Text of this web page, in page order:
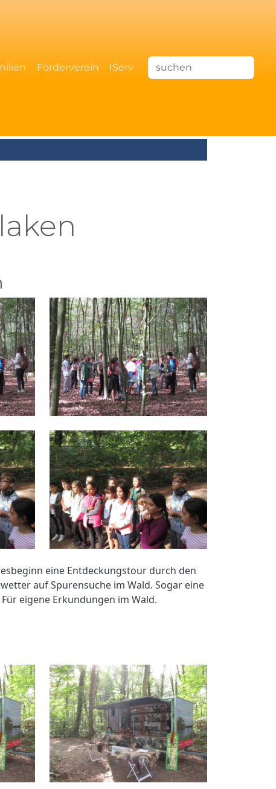
Förderverein IServ
eine Entdeckungstour durch den
auf Spurensuche im Wald. Sogar eine
eigene Erkundungen im Wald.